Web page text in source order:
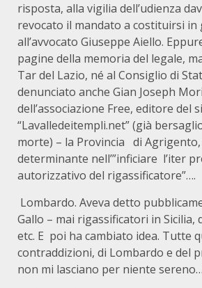
risposta, alla vigilia dell’udienza
revocato il mandato a costituirsi in
all’avvocato Giuseppe Aiello.
pagine della memoria del legale,
Tar del Lazio, né al Consiglio di
denunciato anche Gian Joseph
dell’associazione Free, editore del
“Lavalledeitempli.net” (già
morte) – la Provincia di
determinante nell’”inficiare l’iter
autorizzativo del rigassificatore”….
Lombardo. Aveva detto
Gallo – mai rigassificatori in Sicilia,
etc. E poi ha cambiato idea. Tutte
contraddizioni, di Lombardo e del
non mi lasciano per niente